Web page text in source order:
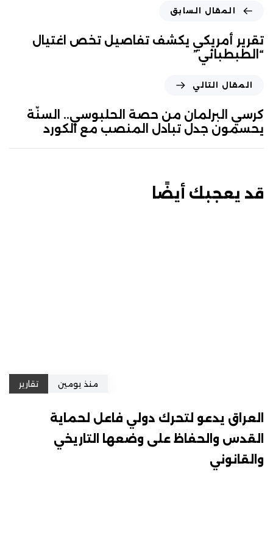
المقال السابق
تقرير أمريكي يكشف تفاصيل تخص اغتيال
“الطبطبائي”
المقال التالي
كرسي البرلمان من حصة الحلبوسي.. السنّة
يحسمون جدل تبادل المنصب مع الكورد
قد يعجبك أيضًا
منذ يومين تقارير
العراق يدعو لتحرك دولي فاعل لحماية
القدس والحفاظ على وضعها التاريخي
والقانوني